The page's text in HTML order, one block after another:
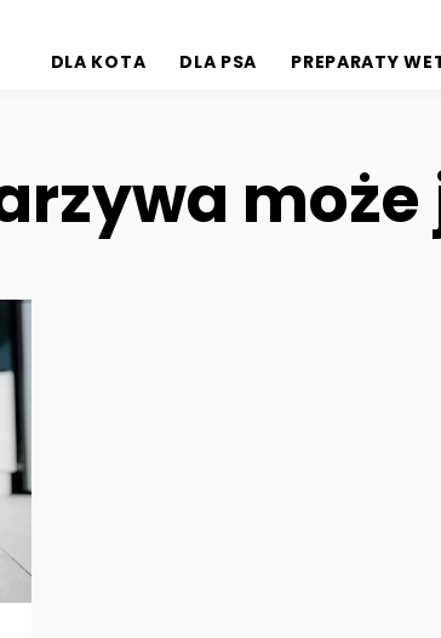
DLA KOTA
DLA PSA PREPARATY
może